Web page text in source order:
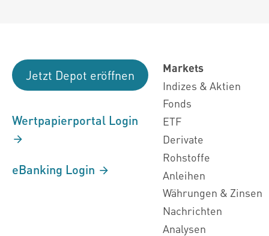
Jetzt Depot eröffnen
Wertpapierportal Login
eBanking Login
Markets
Indizes & Aktien
Fonds
ETF
Derivate
Rohstoffe
Anleihen
Währungen & Zinsen
Nachrichten
Analysen